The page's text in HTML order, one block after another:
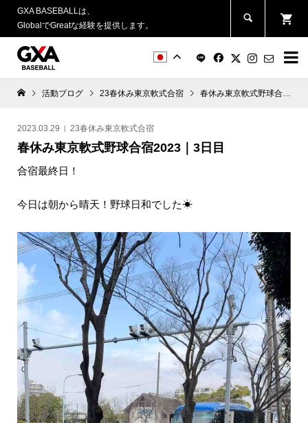
GXA BASEBALLは、
GlobalでGreatな経験を提供します。


活動ブログ 23春休み東京軟式合宿 春休み東京軟式野球合宿2023｜3日目
2023.03.29 23春休み東京軟式合宿
春休み東京軟式野球合宿2023｜3日目
合宿最終日！
今日は朝から晴天！野球日和でした☀︎